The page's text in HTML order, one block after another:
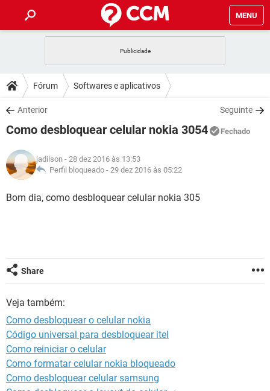
MENU
CELULAR FACEBOOK
OUTLOOK
INSTAGRAM GMAIL
GUIA DE COMPRAS
DICAS
JOGOS WHATSAPP
INSTAGRAM
GUIA DE COMPRAS
DOWNLOADS
JOGOS WHATSAPP
CELULAR
OUTLOOK EXCEL
INSTAGRAM GMAIL
JOGOS
CELULAR
OUTLOOK EXCEL
GLOSSÁRIO
JOGOS WHATSAPP
GUIA DE COMPRAS
Fórum Softwares e aplicativos
Anterior Seguinte
Como desbloquear celular nokia 3054 Fechado
jadilson - 28 dez 2016 às 13:53
Perfil bloqueado - 29 dez 2016 às 05:22
Bom dia, como desbloquear celular nokia 305
Share
Veja também:
Como desbloquear o celular nokia
Código universal para desbloquear itel
Como reiniciar o celular
Como formatar celular nokia bloqueado
Como desbloquear celular samsung